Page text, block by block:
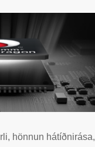
hönnun hátíðnirása,